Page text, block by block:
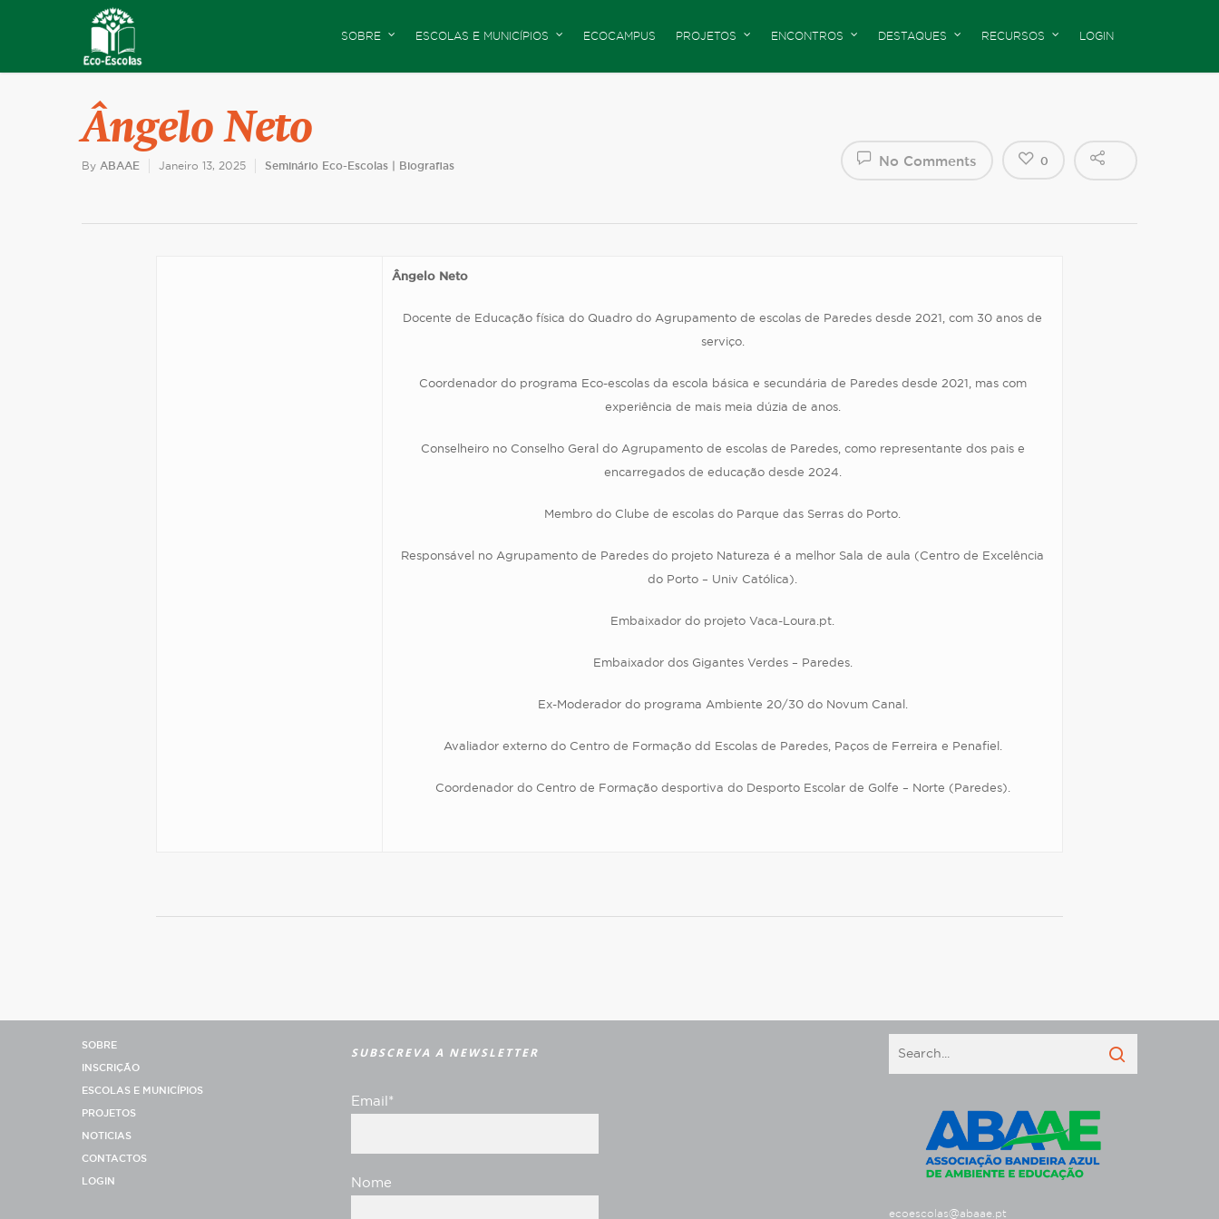
SOBRE ESCOLAS E MUNICÍPIOS ECOCAMPUS PROJETOS ENCONTROS DESTAQUES RECURSOS LOGIN
Ângelo Neto
By ABAAE Janeiro 13, 2025 Seminário Eco-Escolas | Biografias No Comments 0
Ângelo Neto
Docente de Educação física do Quadro do Agrupamento de escolas de Paredes desde 2021, com 30 anos de
serviço.
Coordenador do programa Eco-escolas da escola básica e secundária de Paredes desde 2021, mas com
experiência de mais meia dúzia de anos.
Conselheiro no Conselho Geral do Agrupamento de escolas de Paredes, como representante dos pais e
encarregados de educação desde 2024.
Membro do Clube de escolas do Parque das Serras do Porto.
Responsável no Agrupamento de Paredes do projeto Natureza é a melhor Sala de aula (Centro de Excelência
do Porto – Univ Católica).
Embaixador do projeto Vaca-Loura.pt.
Embaixador dos Gigantes Verdes – Paredes.
Ex-Moderador do programa Ambiente 20/30 do Novum Canal.
Avaliador externo do Centro de Formação dd Escolas de Paredes, Paços de Ferreira e Penafiel.
Coordenador do Centro de Formação desportiva do Desporto Escolar de Golfe – Norte (Paredes).
SOBRE
INSCRIÇÃO
ESCOLAS E MUNICÍPIOS
PROJETOS
NOTICIAS
CONTACTOS
LOGIN
SUBSCREVA A NEWSLETTER
Email*
Nome
ecoescolas@abaae.pt